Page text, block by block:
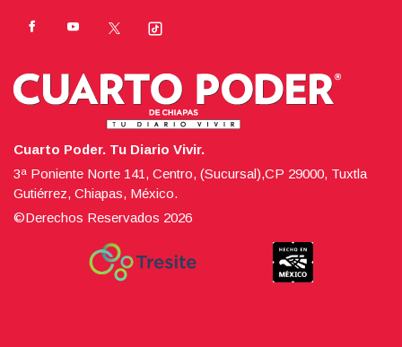
Cuarto Poder. Tu Diario Vivir.
3ª Poniente Norte 141, Centro, (Sucursal),CP 29000, Tuxtla
Gutiérrez, Chiapas, México.
©Derechos Reservados 2026